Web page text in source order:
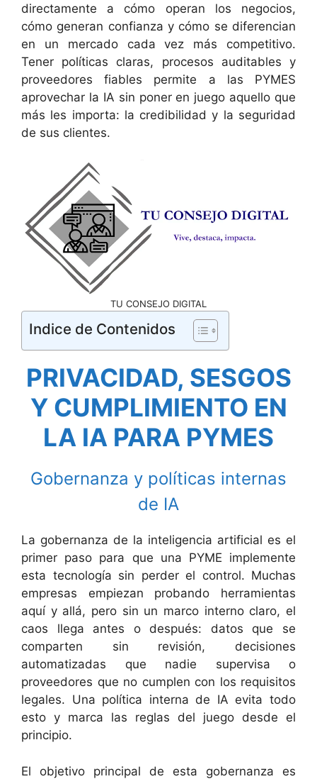
directamente a cómo operan los negocios,
cómo generan confianza y cómo se diferencian
en un mercado cada vez más competitivo.
Tener políticas claras, procesos auditables y
proveedores fiables permite a las PYMES
aprovechar la IA sin poner en juego aquello que
más les importa: la credibilidad y la seguridad
de sus clientes.
TU CONSEJO DIGITAL
Indice de Contenidos
PRIVACIDAD, SESGOS
Y CUMPLIMIENTO EN
LA IA PARA PYMES
Gobernanza y políticas internas
de IA
La gobernanza de la inteligencia artificial es el
primer paso para que una PYME implemente
esta tecnología sin perder el control. Muchas
empresas empiezan probando herramientas
aquí y allá, pero sin un marco interno claro, el
caos llega antes o después: datos que se
comparten sin revisión, decisiones
automatizadas que nadie supervisa o
proveedores que no cumplen con los requisitos
legales. Una política interna de IA evita todo
esto y marca las reglas del juego desde el
principio.
El objetivo principal de esta gobernanza es